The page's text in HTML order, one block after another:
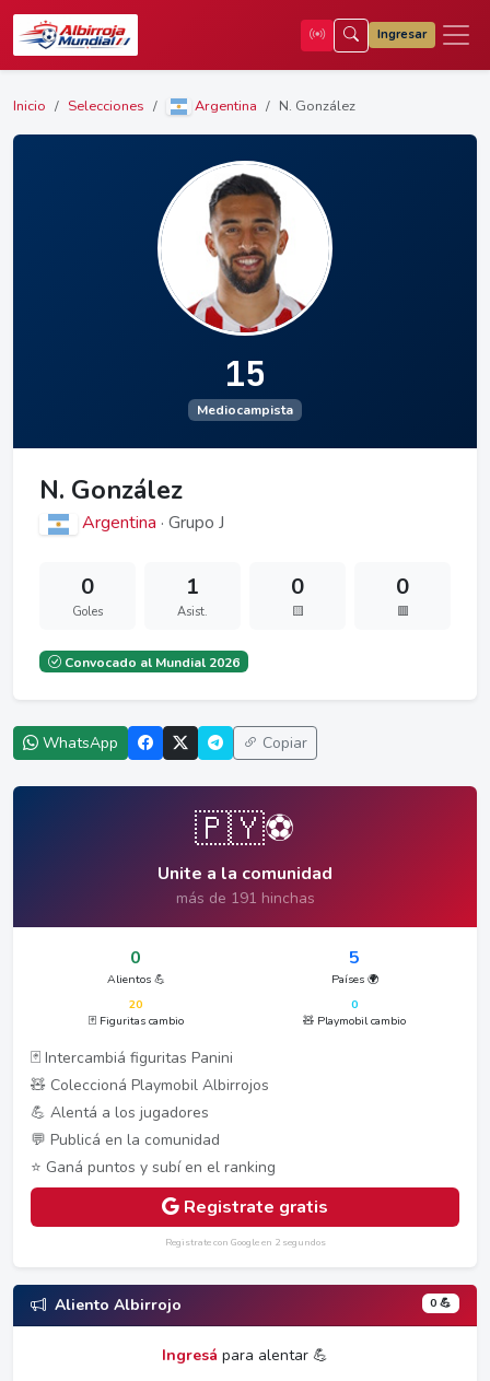
Ingresar
Inicio Selecciones Argentina N. González
15
Mediocampista
N. González
Argentina · Grupo J
0
Goles
1
Asist.
0
🟨
0
🟥
Convocado al Mundial 2026
WhatsApp Copiar
🇵🇾⚽
Unite a la comunidad
más de 191 hinchas
0
Alientos 💪
5
Países 🌍
20
🃏 Figuritas cambio
0
🧸 Playmobil cambio
🃏 Intercambiá figuritas Panini
🧸 Coleccioná Playmobil Albirrojos
💪 Alentá a los jugadores
💬 Publicá en la comunidad
⭐ Ganá puntos y subí en el ranking
Registrate gratis
Registrate con Google en 2 segundos
Aliento Albirrojo 0 💪
Ingresá para alentar 💪